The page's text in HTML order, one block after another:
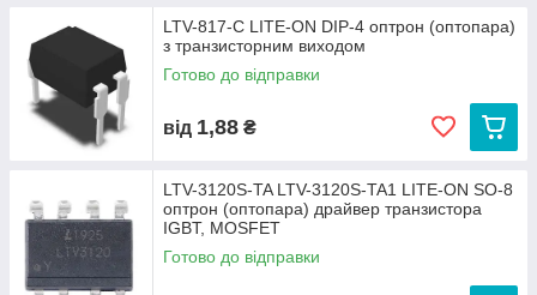
LTV-817-C LITE-ON DIP-4 оптрон (оптопара)
з транзисторним виходом
Готово до відправки
від 1,88 ₴
LTV-3120S-TA LTV-3120S-TA1 LITE-ON SO-8
оптрон (оптопара) драйвер транзистора
IGBT, MOSFET
Готово до відправки